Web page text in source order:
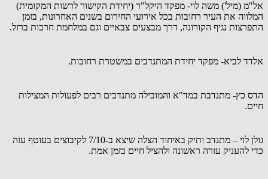
‏אל"מ (מיל') משה לוי- מפקד היקל"ר (יחידת הקישור לרשות המקומית)
המלווה את העיר רחובות בכל אירועי החירום בשנים האחרונות, בזמן
התפרצות נגיף הקורונה, דרך מבצעים צבאיים וגם במלחמת חרבות ברזל.
אלדד לביא- מפקד יחידת המתנדבים במשטרת רחובות.
‏הדס כץ- מתנדבת במד"א והמובילה מתנדבים רבים לפעולות המצילות
חיים.
גולן לוי – מתנדב ותיק באיחוד הצלה שיצא ב-7/10 לקיבוצים בעוטף עזה
כדי להעניק עזרה ראשונה ולהציל חיים בזמן אמת.